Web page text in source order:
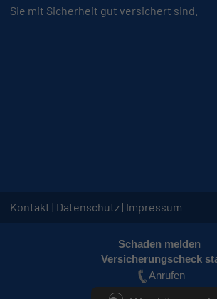
Sie mit Sicherheit gut versichert sind.
Kontakt Datenschutz Impressum
Schaden melden
Versicherungscheck
Anrufen
⁣📅 ⁣⁣⁣⁣⁣⁣⁣⁣⁣Termin vereinbaren